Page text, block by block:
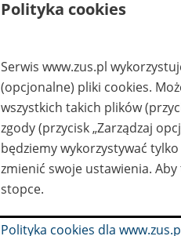
Nazwa
zlikwidowanego
zakładu pracy
Przedsiębiorstwo
Robót Górniczo-
Polityka cookies
Serwis www.zus.pl
(opcjonalne) pliki cookies.
wszystkich takich plików
zgody (przycisk „Zarządzaj
będziemy wykorzystywać
zmienić swoje ustawienia.
stopce.
Polityka cookies dla